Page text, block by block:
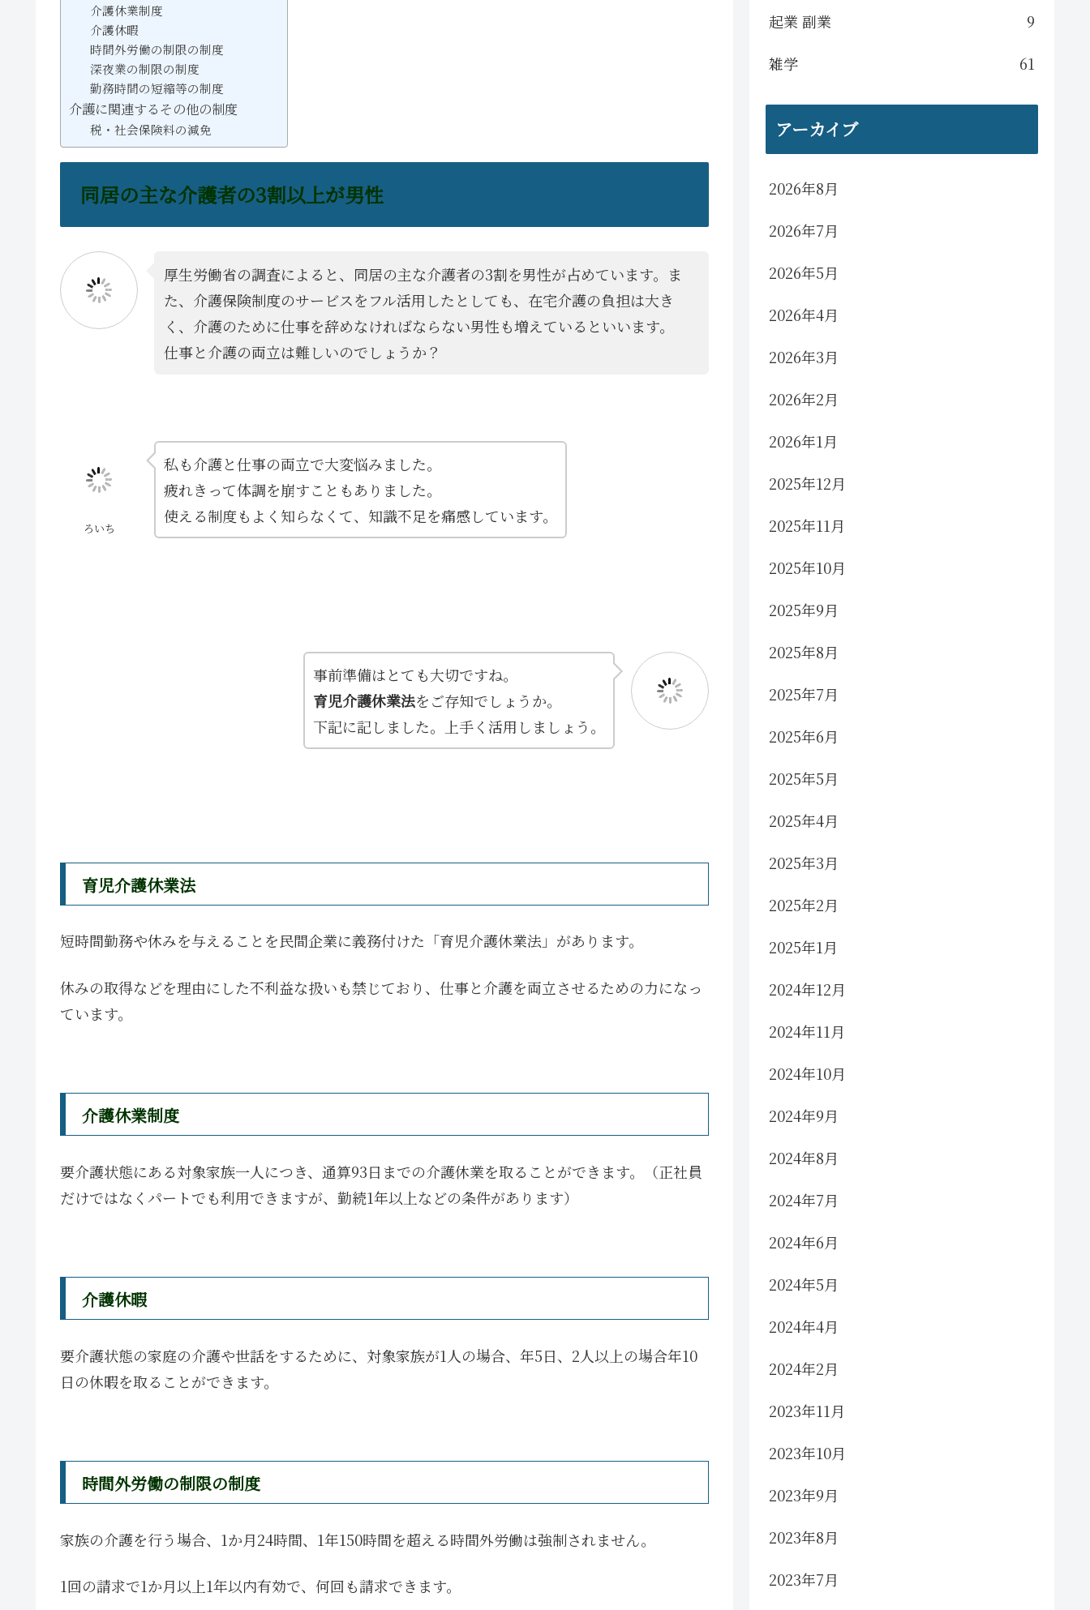
介護休業制度
介護休暇
時間外労働の制限の制度
深夜業の制限の制度
勤務時間の短縮等の制度
介護に関連するその他の制度
税・社会保険料の減免
同居の主な介護者の3割以上が男性
厚生労働省の調査によると、同居の主な介護者の3割を男性が占めています。ま
た、介護保険制度のサービスをフル活用したとしても、在宅介護の負担は大き
く、介護のために仕事を辞めなければならない男性も増えているといいます。
仕事と介護の両立は難しいのでしょうか？
ろいち
私も介護と仕事の両立で大変悩みました。
疲れきって体調を崩すこともありました。
使える制度もよく知らなくて、知識不足を痛感しています。
事前準備はとても大切ですね。
育児介護休業法をご存知でしょうか。
下記に記しました。上手く活用しましょう。
育児介護休業法
短時間勤務や休みを与えることを民間企業に義務付けた「育児介護休業法」があります。
休みの取得などを理由にした不利益な扱いも禁じており、仕事と介護を両立させるための力になっ
ています。
介護休業制度
要介護状態にある対象家族一人につき、通算93日までの介護休業を取ることができます。
（正社員
だけではなくパートでも利用できますが、勤続1年以上などの条件があります）
介護休暇
要介護状態の家庭の介護や世話をするために、対象家族が1人の場合、年5日、2人以上の場合年10
日の休暇を取ることができます。
時間外労働の制限の制度
家族の介護を行う場合、1か月24時間、1年150時間を超える時間外労働は強制されません。
1回の請求で1か月以上1年以内有効で、何回も請求できます。
起業 副業
9
雑学
61
アーカイブ
2026年8月
2026年7月
2026年5月
2026年4月
2026年3月
2026年2月
2026年1月
2025年12月
2025年11月
2025年10月
2025年9月
2025年8月
2025年7月
2025年6月
2025年5月
2025年4月
2025年3月
2025年2月
2025年1月
2024年12月
2024年11月
2024年10月
2024年9月
2024年8月
2024年7月
2024年6月
2024年5月
2024年4月
2024年2月
2023年11月
2023年10月
2023年9月
2023年8月
2023年7月